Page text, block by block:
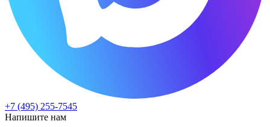
+7 (495) 255-7545
Напишите нам